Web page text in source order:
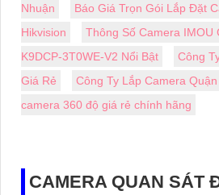
Nhuận
Báo Giá Trọn Gói Lắp Đặt
Hikvision
Thông Số Camera IMOU
K9DCP-3T0WE-V2 Nổi Bật
Công
Giá Rẻ
Công Ty Lắp Camera
camera 360 độ giá rẻ chính hãng
CAMERA QUAN SÁT